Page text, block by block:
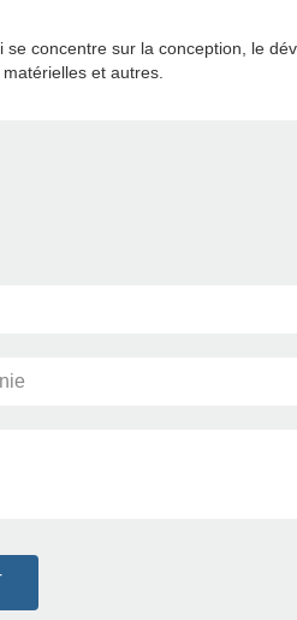
concentre sur la conception, le
et autres.